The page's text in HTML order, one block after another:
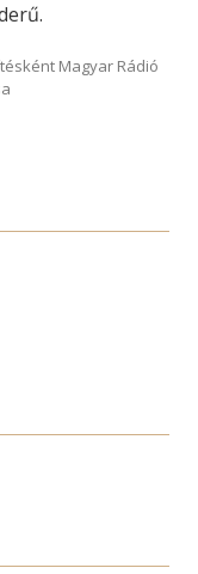
Magyar Rádió